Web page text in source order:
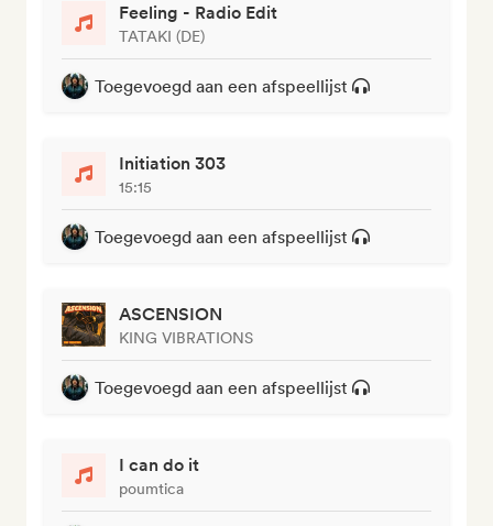
Feeling - Radio Edit
TATAKI (DE)
Toegevoegd aan een afspeellijst
Initiation 303
15:15
Toegevoegd aan een afspeellijst
ASCENSION
KING VIBRATIONS
Toegevoegd aan een afspeellijst
I can do it
poumtica